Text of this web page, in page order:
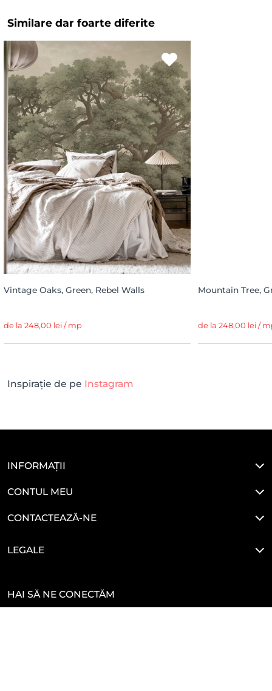
Similare dar foarte diferite
Vintage Oaks, Green, Rebel Walls
de la 248,00 lei / mp
Mountain Tree,
de la 248,00 lei /
Inspirație de pe Instagram
INFORMAȚII
CONTUL MEU
CONTACTEAZĂ-NE
LEGALE
HAI SĂ NE CONECTĂM